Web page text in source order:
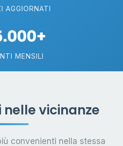
AGGIORNATI
MENSILI
vicinanze
convenienti nella stessa